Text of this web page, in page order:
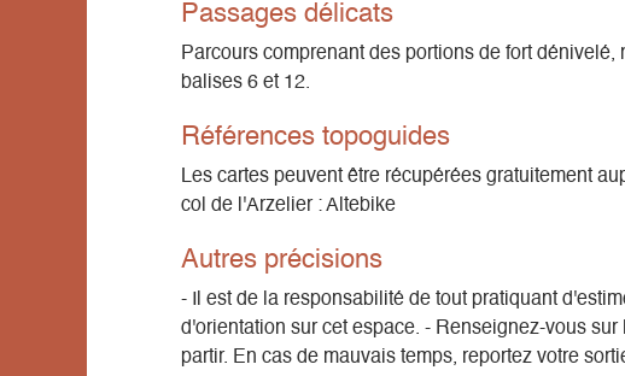
Passages délicats
Parcours comprenant des portions de fort
balises 6 et 12.
Références topoguides
Les cartes peuvent être récupérées gratuitement
col de l'Arzelier : Altebike
Autres précisions
- Il est de la responsabilité de tout pratiquant
d'orientation sur cet espace. - Renseignez-vous
partir. En cas de mauvais temps, reportez votre